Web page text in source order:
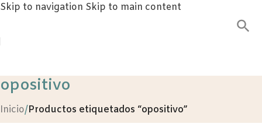
Skip to navigation Skip to main content
opositivo
Inicio/Productos etiquetados “opositivo”